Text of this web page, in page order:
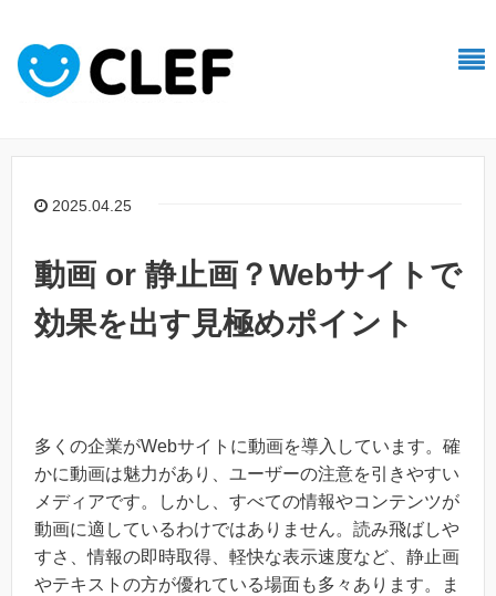
2025.04.25
動画 or 静止画？Webサイトで
効果を出す見極めポイント
多くの企業がWebサイトに動画を導入しています。確
かに動画は魅力があり、ユーザーの注意を引きやすい
メディアです。しかし、すべての情報やコンテンツが
動画に適しているわけではありません。読み飛ばしや
すさ、情報の即時取得、軽快な表示速度など、静止画
やテキストの方が優れている場面も多々あります。ま